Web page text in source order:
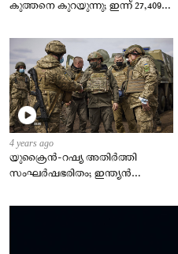
കുത്തനെ കുറയുന്നു; ഇന്ന് 27,409
4 years ago
യുക്രൈന്‍-റഷ്യ അതിർത്തി
സംഘർഷഭരിതം; ഇന്ത്യന്‍